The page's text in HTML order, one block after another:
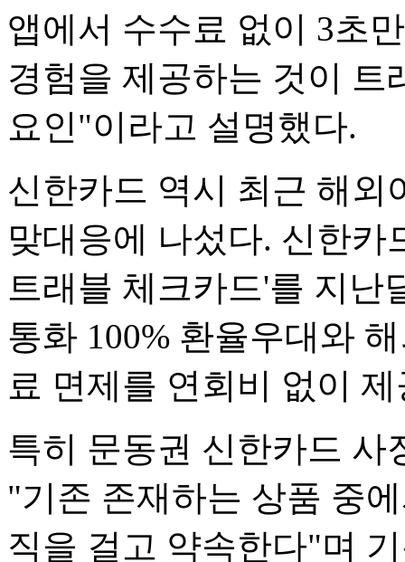
앱에서 수수료 없이 3초
경험을 제공하는 것이 트
요인"이라고 설명했다.
신한카드 역시 최근 해외
맞대응에 나섰다. 신한
트래블 체크카드'를 지난
통화 100% 환율우대와
료 면제를 연회비 없이
특히 문동권 신한카드 사
"기존 존재하는 상품 중
직을 걸고 약속한다"며